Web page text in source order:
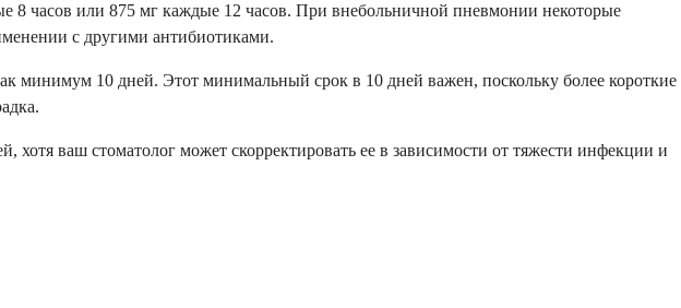
8 часов или 875 мг каждые 12 часов. При внебольничной пневмонии некоторые
с другими антибиотиками.
минимум 10 дней. Этот минимальный срок в 10 дней важен, поскольку более короткие
хотя ваш стоматолог может скорректировать ее в зависимости от тяжести инфекции и